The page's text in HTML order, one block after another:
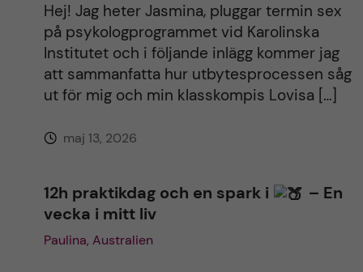
Hej! Jag heter Jasmina, pluggar termin sex
på psykologprogrammet vid Karolinska
Institutet och i följande inlägg kommer jag
att sammanfatta hur utbytesprocessen såg
ut för mig och min klasskompis Lovisa […]
maj 13, 2026
12h praktikdag och en spark i
– En
vecka i mitt liv
Paulina, Australien